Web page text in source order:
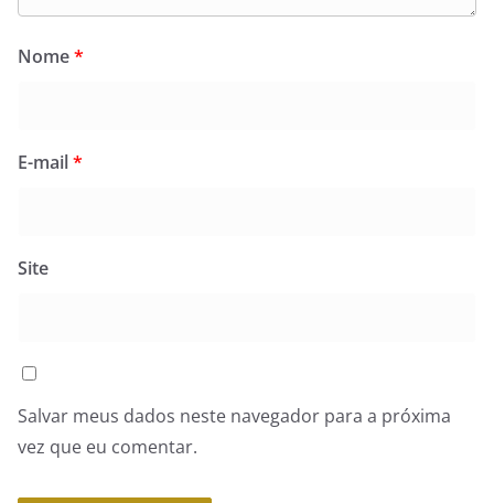
Nome*
E-mail*
Site
Salvar meus dados neste navegador para a próxima
vez que eu comentar.